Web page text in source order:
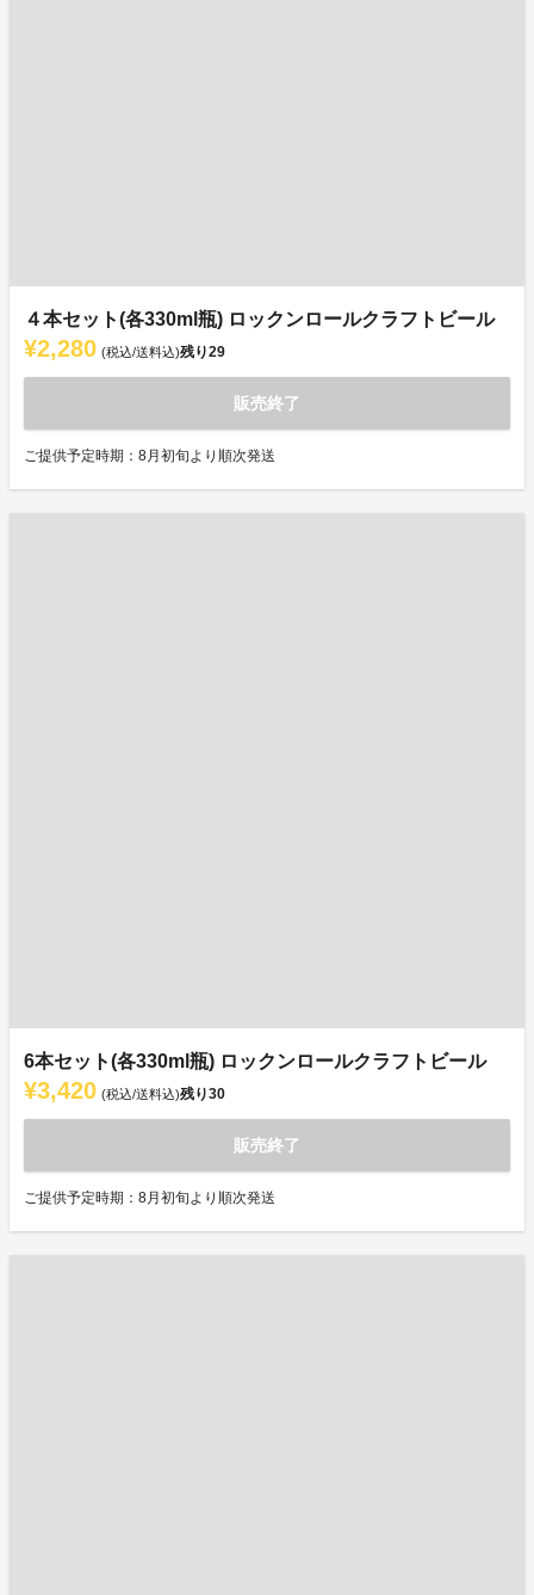
４本セット(各330ml瓶) ロックンロールクラフトビール
¥2,280 (税込/送料込)残り29
販売終了
ご提供予定時期：8月初旬より順次発送
6本セット(各330ml瓶) ロックンロールクラフトビール
¥3,420 (税込/送料込)残り30
販売終了
ご提供予定時期：8月初旬より順次発送